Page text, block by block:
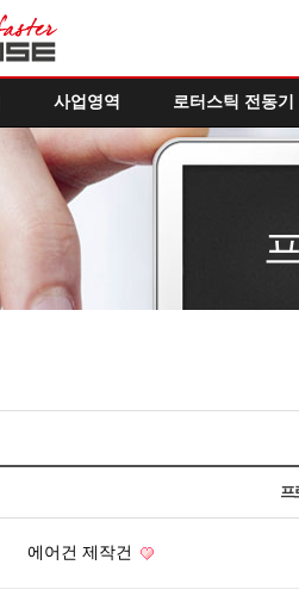
사업영역 로터스틱 전동기
프
에어건 제작건